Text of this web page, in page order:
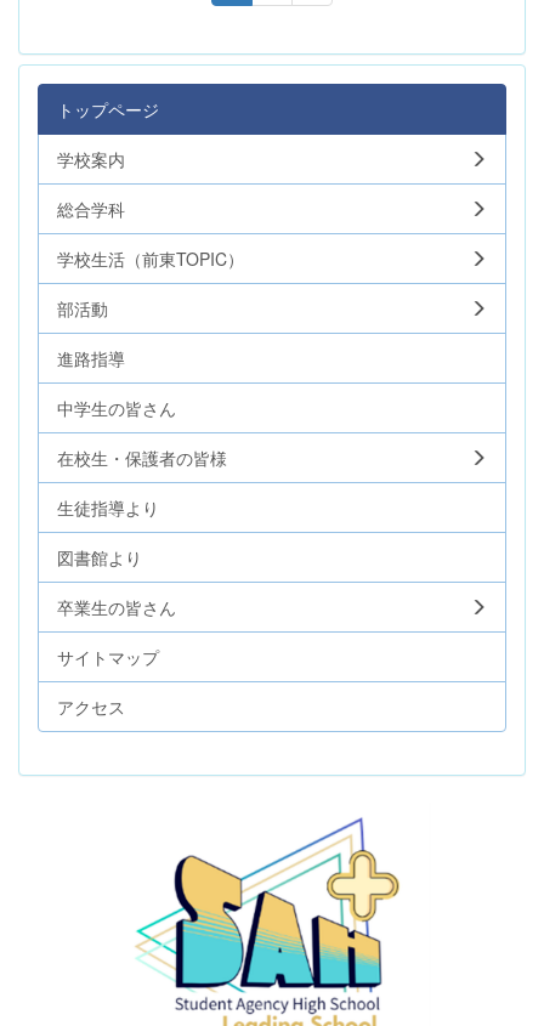
トップページ
学校案内
総合学科
学校生活（前東TOPIC）
部活動
進路指導
中学生の皆さん
在校生・保護者の皆様
生徒指導より
図書館より
卒業生の皆さん
サイトマップ
アクセス